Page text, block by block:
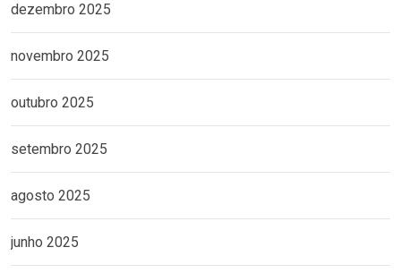
dezembro 2025
novembro 2025
outubro 2025
setembro 2025
agosto 2025
junho 2025